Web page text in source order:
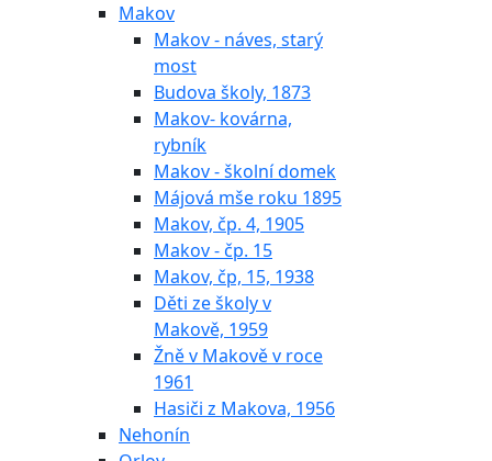
Makov
Makov - náves, starý
most
Budova školy, 1873
Makov- kovárna,
rybník
Makov - školní domek
Májová mše roku 1895
Makov, čp. 4, 1905
Makov - čp. 15
Makov, čp, 15, 1938
Děti ze školy v
Makově, 1959
Žně v Makově v roce
1961
Hasiči z Makova, 1956
Nehonín